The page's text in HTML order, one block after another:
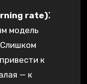
rate)⁚
модель
к
— к